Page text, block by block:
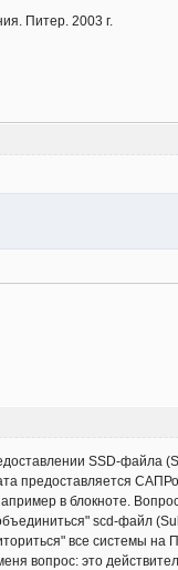
Питер. 2003 г.
SSD-файла
предоставляется
в блокноте.
scd-файл
все системы на
вопрос: это